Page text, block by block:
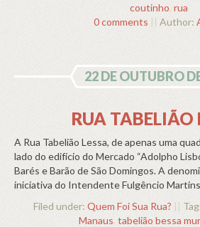
coutinho, rua
0 comments || Author:
22 DE OUTUBRO
RUA TABELIÃO
A Rua Tabelião Lessa, de apenas uma
lado do edifício do Mercado “Adolpho
Barés e Barão de São Domingos. A
iniciativa do Intendente Fulgêncio
Filed under: Quem Foi Sua Rua? ||
Manaus, tabelião bessa